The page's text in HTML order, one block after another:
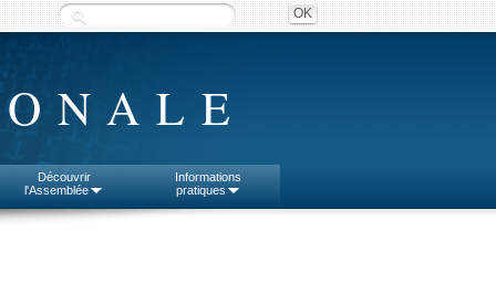
Découvrir
l'Assemblée
Informations
pratiques